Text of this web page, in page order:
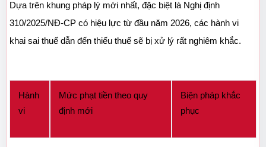
Dựa trên khung pháp lý mới nhất, đặc biệt là Nghị định
310/2025/NĐ-CP có hiệu lực từ đầu năm 2026, các hành vi
khai sai thuế dẫn đến thiếu thuế sẽ bị xử lý rất nghiêm khắc.
Hành
vi
Mức phạt tiền theo quy
định mới
Biện pháp khắc
phục